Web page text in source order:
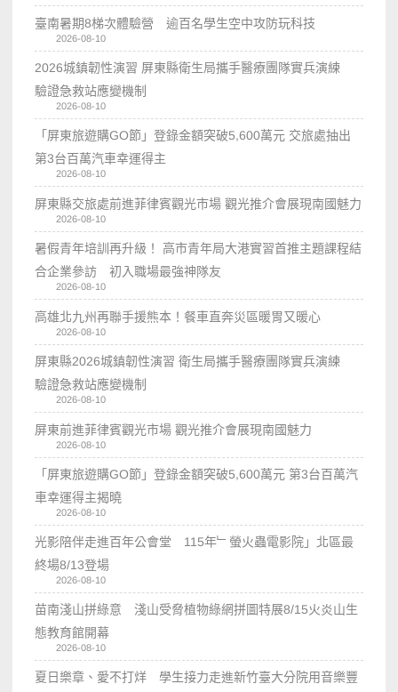
臺南暑期8梯次體驗營 逾百名學生空中攻防玩科技
2026-08-10
2026城鎮韌性演習 屏東縣衛生局攜手醫療團隊實兵演練
驗證急救站應變機制
2026-08-10
「屏東旅遊購GO節」登錄金額突破5,600萬元 交旅處抽出
第3台百萬汽車幸運得主
2026-08-10
屏東縣交旅處前進菲律賓觀光市場 觀光推介會展現南國魅力
2026-08-10
暑假青年培訓再升級！ 高市青年局大港實習首推主題課程結
合企業參訪 初入職場最強神隊友
2026-08-10
高雄北九州再聯手援熊本！餐車直奔災區暖胃又暖心
2026-08-10
屏東縣2026城鎮韌性演習 衛生局攜手醫療團隊實兵演練
驗證急救站應變機制
2026-08-10
屏東前進菲律賓觀光市場 觀光推介會展現南國魅力
2026-08-10
「屏東旅遊購GO節」登錄金額突破5,600萬元 第3台百萬汽
車幸運得主揭曉
2026-08-10
光影陪伴走進百年公會堂 115年﹂螢火蟲電影院」北區最
終場8/13登場
2026-08-10
苗南淺山拼綠意 淺山受脅植物綠網拼圖特展8/15火炎山生
態教育館開幕
2026-08-10
夏日樂章、愛不打烊 學生接力走進新竹臺大分院用音樂豐